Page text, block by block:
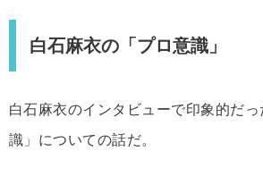
白石麻衣の「プロ意識」
白石麻衣のインタビューで印象的だ
識」についての話だ。